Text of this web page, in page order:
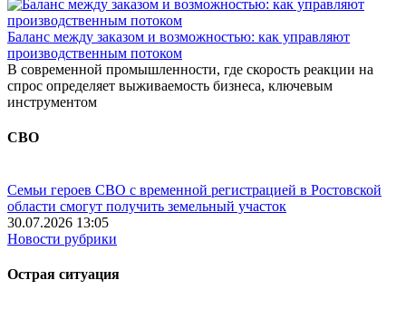
Баланс между заказом и возможностью: как управляют
производственным потоком
В современной промышленности, где скорость реакции на
спрос определяет выживаемость бизнеса, ключевым
инструментом
СВО
Семьи героев СВО с временной регистрацией в Ростовской
области смогут получить земельный участок
30.07.2026 13:05
Новости рубрики
Острая ситуация